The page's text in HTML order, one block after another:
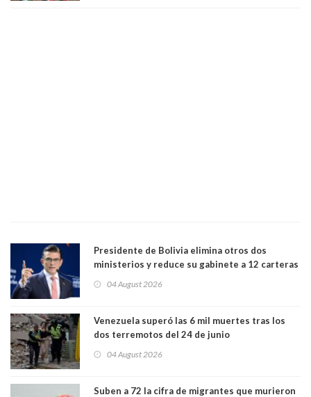
Presidente de Bolivia elimina otros dos
ministerios y reduce su gabinete a 12 carteras
04 August 2026
Venezuela superó las 6 mil muertes tras los
dos terremotos del 24 de junio
04 August 2026
Suben a 72 la cifra de migrantes que murieron